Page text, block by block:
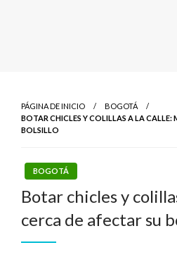
PÁGINA DE INICIO
BOGOTÁ
BOTAR CHICLES Y COLILLAS A LA CALLE:
BOLSILLO
BOGOTÁ
Botar chicles y
cerca de afectar su